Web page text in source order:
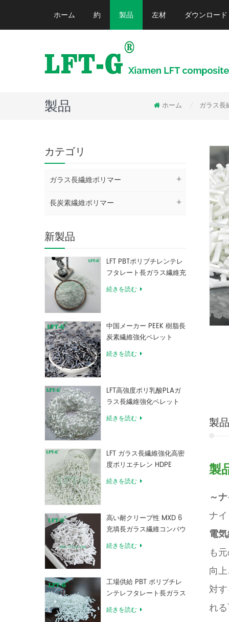
ホーム 約 製品 左材 ダウンロード
製品 ホーム ガラス長
カテゴリ
ガラス長繊維ポリマー
長炭素繊維ポリマー
新製品
LFT PBTポリブチレンテレ
フタレート長ガラス繊維充
填複合材料
続きを読む
中国メーカー PEEK 樹脂長
炭素繊維強化ペレット
続きを読む
LFT高強度ポリ乳酸PLAガ
ラス長繊維強化ペレット
続きを読む
LFT ガラス長繊維強化高密
度ポリエチレン HDPE
続きを読む
高い耐クリープ性 MXD 6
充填長ガラス繊維コンパウ
ンド
続きを読む
工場供給 PBT ポリブチレ
ンテレフタレート長ガラス
繊維強化コンパウンド
続きを読む
製
製
～
ナ
電
も
向
対
れ